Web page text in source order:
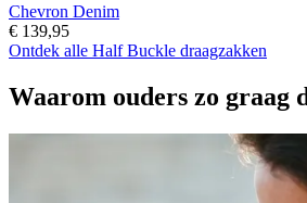
Chevron Denim
€ 139,95
Ontdek alle Half Buckle draagzakken
Waarom ouders zo graag